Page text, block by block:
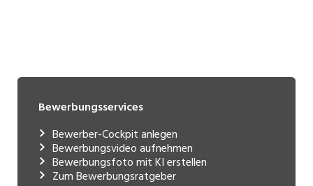
Bewerbungsservices
Bewerber-Cockpit anlegen
Bewerbungsvideo aufnehmen
Bewerbungsfoto mit KI erstellen
Zum Bewerbungsratgeber